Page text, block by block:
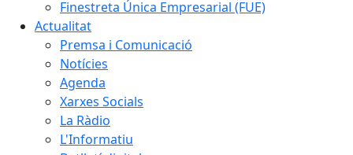
Finestreta Única Empresarial (FUE)
Actualitat
Premsa i Comunicació
Notícies
Agenda
Xarxes Socials
La Ràdio
L'Informatiu